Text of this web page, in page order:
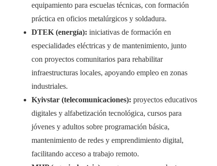
equipamiento para escuelas técnicas, con formación
práctica en oficios metalúrgicos y soldadura.
DTEK (energía): iniciativas de formación en
especialidades eléctricas y de mantenimiento, junto
con proyectos comunitarios para rehabilitar
infraestructuras locales, apoyando empleo en zonas
industriales.
Kyivstar (telecomunicaciones): proyectos educativos
digitales y alfabetización tecnológica, cursos para
jóvenes y adultos sobre programación básica,
mantenimiento de redes y emprendimiento digital,
facilitando acceso a trabajo remoto.